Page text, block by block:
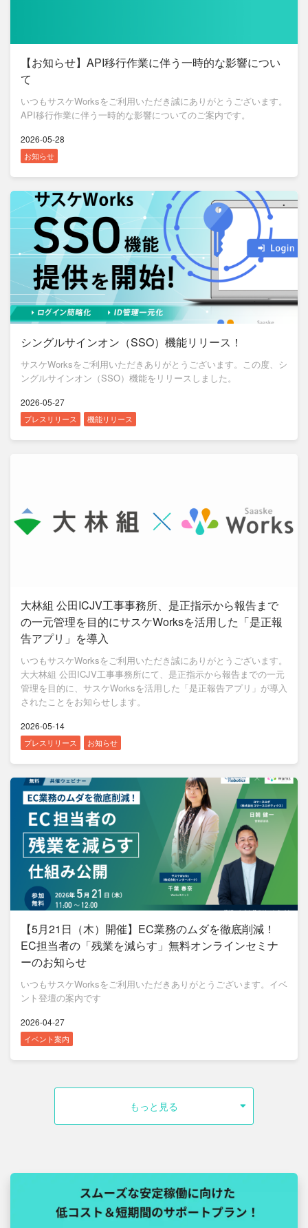
【お知らせ】API移行作業に伴う一時的な影響につい
て
いつもサスケWorksをご利用いただき誠にありがとうございます。
API移行作業に伴う一時的な影響についてのご案内です。
2026-05-28
お知らせ
シングルサインオン（SSO）機能リリース！
サスケWorksをご利用いただきありがとうございます。この度、シ
ングルサインオン（SSO）機能をリリースしました。
2026-05-27
プレスリリース 機能リリース
大林組 公田ICJV工事事務所、是正指示から報告まで
の一元管理を目的にサスケWorksを活用した「是正報
告アプリ」を導入
いつもサスケWorksをご利用いただき誠にありがとうございます。
大大林組 公田ICJV工事事務所にて、是正指示から報告までの一元
管理を目的に、サスケWorksを活用した「是正報告アプリ」が導入
されたことをお知らせします。
2026-05-14
プレスリリース お知らせ
【5月21日（木）開催】EC業務のムダを徹底削減！
EC担当者の「残業を減らす」無料オンラインセミナ
ーのお知らせ
いつもサスケWorksをご利用いただきありがとうございます。イベ
ント登壇の案内です
2026-04-27
イベント案内
もっと見る